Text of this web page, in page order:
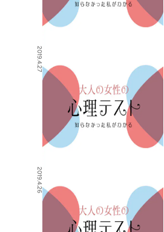
2019.4.27
2019.4.26